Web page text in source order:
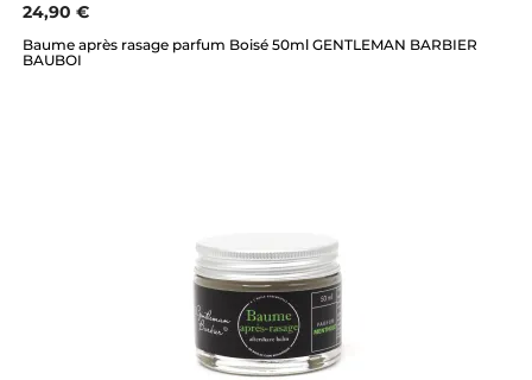
24,90 €
Baume après rasage parfum Boisé 50ml GENTLEMAN BARBIER
BAUBOI